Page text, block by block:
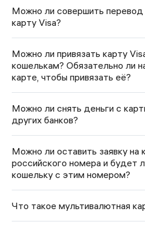
Можно ли совершить перевод
карту Visa?
Можно ли привязать карту
кошелькам? Обязательно ли
карте, чтобы привязать её?
Можно ли снять деньги с
других банков?
Можно ли оставить заявку на
российского номера и будет
кошельку с этим номером?
Что такое мультивалютная